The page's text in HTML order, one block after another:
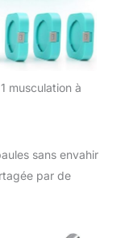
musculation à
sans envahir
par de